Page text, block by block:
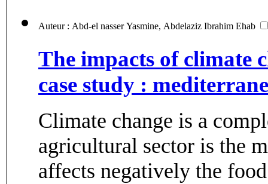
Auteur : Abd-el nasser Yasmine, Abdelaziz Ibrahim Ehab
The impacts of climate
case study :
Climate change is a
agricultural sector is the
affects negatively the